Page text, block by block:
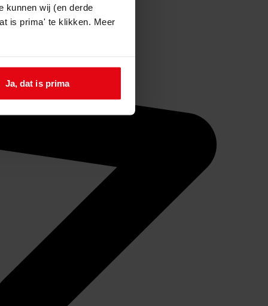
kunnen wij (en derde
is prima' te klikken. Meer
Ja, dat is prima